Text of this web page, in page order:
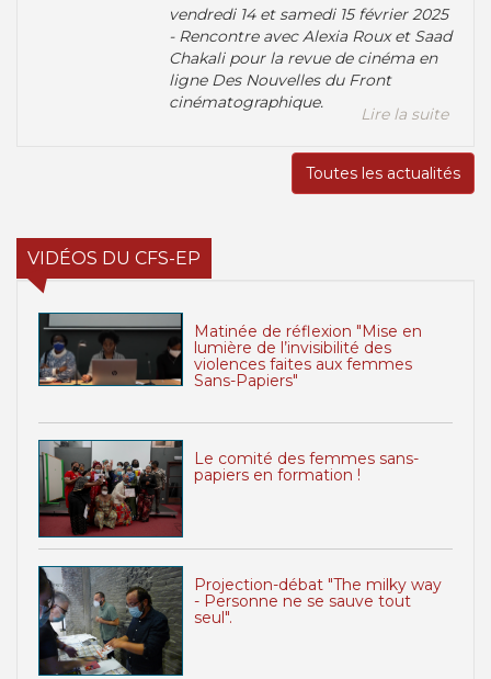
vendredi 14 et samedi 15 février 2025
- Rencontre avec Alexia Roux et Saad
Chakali pour la revue de cinéma en
ligne Des Nouvelles du Front
cinématographique.
Lire la suite
Toutes les actualités
VIDÉOS DU CFS-EP
Matinée de réflexion "Mise en
lumière de l’invisibilité des
violences faites aux femmes
Sans-Papiers"
Le comité des femmes sans-
papiers en formation !
Projection-débat "The milky way
- Personne ne se sauve tout
seul".